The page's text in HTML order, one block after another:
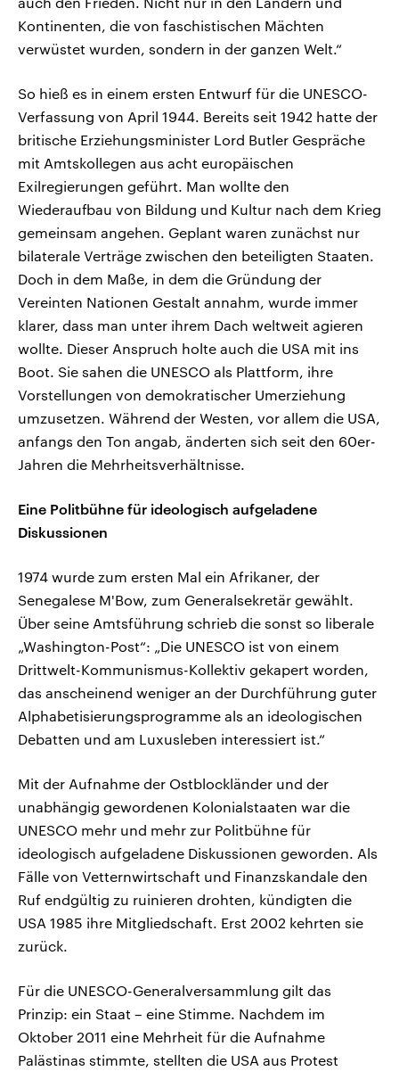
Kontinenten, die von faschistischen Mächten
verwüstet wurden, sondern in der ganzen Welt.“
So hieß es in einem ersten Entwurf für die UNESCO-
Verfassung von April 1944. Bereits seit 1942 hatte der
britische Erziehungsminister Lord Butler Gespräche
mit Amtskollegen aus acht europäischen
Exilregierungen geführt. Man wollte den
Wiederaufbau von Bildung und Kultur nach dem Krieg
gemeinsam angehen. Geplant waren zunächst nur
bilaterale Verträge zwischen den beteiligten Staaten.
Doch in dem Maße, in dem die Gründung der
Vereinten Nationen Gestalt annahm, wurde immer
klarer, dass man unter ihrem Dach weltweit agieren
wollte. Dieser Anspruch holte auch die USA mit ins
Boot. Sie sahen die UNESCO als Plattform, ihre
Vorstellungen von demokratischer Umerziehung
umzusetzen. Während der Westen, vor allem die USA,
anfangs den Ton angab, änderten sich seit den 60er-
Jahren die Mehrheitsverhältnisse.
Eine Politbühne für ideologisch aufgeladene
Diskussionen
1974 wurde zum ersten Mal ein Afrikaner, der
Senegalese M'Bow, zum Generalsekretär gewählt.
Über seine Amtsführung schrieb die sonst so liberale
„Washington-Post“: „Die UNESCO ist von einem
Drittwelt-Kommunismus-Kollektiv gekapert worden,
das anscheinend weniger an der Durchführung guter
Alphabetisierungsprogramme als an ideologischen
Debatten und am Luxusleben interessiert ist.“
Mit der Aufnahme der Ostblockländer und der
unabhängig gewordenen Kolonialstaaten war die
UNESCO mehr und mehr zur Politbühne für
ideologisch aufgeladene Diskussionen geworden. Als
Fälle von Vetternwirtschaft und Finanzskandale den
Ruf endgültig zu ruinieren drohten, kündigten die
USA 1985 ihre Mitgliedschaft. Erst 2002 kehrten sie
zurück.
Für die UNESCO-Generalversammlung gilt das
Prinzip: ein Staat – eine Stimme. Nachdem im
Oktober 2011 eine Mehrheit für die Aufnahme
Palästinas stimmte, stellten die USA aus Protest